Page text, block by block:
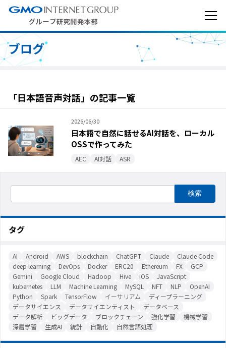
ブログ
「日本語音声対話」の記事一覧
2026/06/30
日本語で自然に話せるAI対話を、ローカル
OSSで作ってみた
AEC AI対話 ASR
タグ
AI Android AWS blockchain ChatGPT Claude
Claude Code
deep learning
DevOps Docker ERC20 Ethereum FX
GCP
Gemini
Google Cloud Hadoop Hive iOS
JavaScript
kubernetes
LLM Machine Learning MySQL NFT NLP
OpenAI
Python
Spark TensorFlow イーサリアム
ディープラーニング
データサイエンス
データサイエンティスト
データベース
データ解析
ビッグデータ ブロックチェーン 強化学習
機械学習
深層学習
生成AI 統計 自動化 自然言語処理